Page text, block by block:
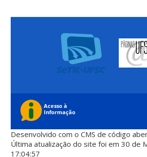
Desenvolvido com o CMS de código
Última atualização do site foi em 30 de
17:04:57